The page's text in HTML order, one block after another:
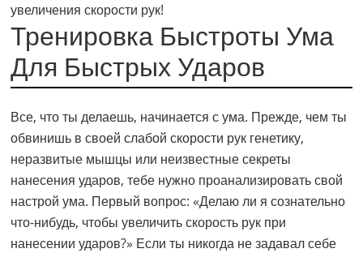
увеличения скорости рук!
Тренировка Быстроты Ума
Для Быстрых Ударов
Все, что ты делаешь, начинается с ума. Прежде, чем ты
обвинишь в своей слабой скорости рук генетику,
неразвитые мышцы или неизвестные секреты
нанесения ударов, тебе нужно проанализировать свой
настрой ума. Первый вопрос: «Делаю ли я сознательно
что-нибудь, чтобы увеличить скорость рук при
нанесении ударов?» Если ты никогда не задавал себе